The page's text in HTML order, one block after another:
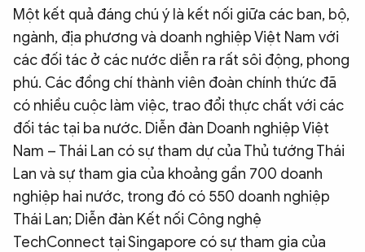
Một kết quả đáng chú ý là kết nối giữa các ban, bộ,
ngành, địa phương và doanh nghiệp Việt Nam với
các đối tác ở các nước diễn ra rất sôi động, phong
phú. Các đồng chí thành viên đoàn chính thức đã
có nhiều cuộc làm việc, trao đổi thực chất với các
đối tác tại ba nước. Diễn đàn Doanh nghiệp Việt
Nam – Thái Lan có sự tham dự của Thủ tướng Thái
Lan và sự tham gia của khoảng gần 700 doanh
nghiệp hai nước, trong đó có 550 doanh nghiệp
Thái Lan; Diễn đàn Kết nối Công nghệ
TechConnect tại Singapore có sự tham gia của